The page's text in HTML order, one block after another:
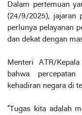
Dalam pertemuan
(24/9/2025), jajaran
perlunya pelayanan
dan dekat dengan
Menteri ATR/
bahwa
kehadiran negara di
“Tugas kita adalah